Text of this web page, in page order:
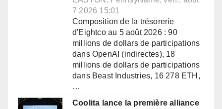
7 2026 15:01
Composition de la trésorerie
d'Eightco au 5 août 2026 : 90
millions de dollars de participations
dans OpenAI (indirectes), 18
millions de dollars de participations
dans Beast Industries, 16 278 ETH,
…
Coolita lance la première alliance